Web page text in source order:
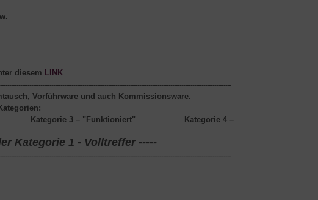
diesem LINK
Vorführware und auch Kommissionsware.
Kategorie 3 – "Funktioniert" Kategorie 4 –
Kategorie 1 - Volltreffer -----